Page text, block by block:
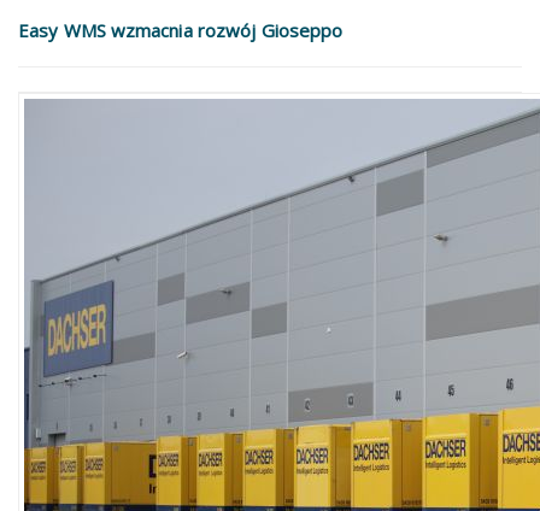
Easy WMS wzmacnia rozwój Gioseppo